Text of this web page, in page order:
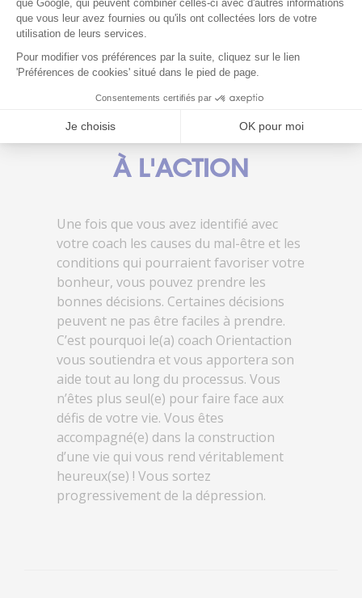
ÉTAPE 2 :
PRENDRE DES
DÉCISIONS ET PASSER
À L'ACTION
Une fois que vous avez identifié avec
votre coach les causes du mal-être et les
conditions qui pourraient favoriser votre
bonheur, vous pouvez prendre les
bonnes décisions. Certaines décisions
peuvent ne pas être faciles à prendre.
C’est pourquoi le(a) coach Orientaction
vous soutiendra et vous apportera son
aide tout au long du processus. Vous
n’êtes plus seul(e) pour faire face aux
défis de votre vie. Vous êtes
accompagné(e) dans la construction
d’une vie qui vous rend véritablement
heureux(se) ! Vous sortez
progressivement de la dépression.